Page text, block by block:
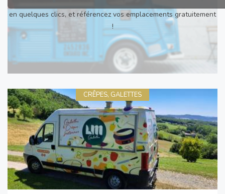
en quelques clics, et référencez vos emplacements gratuitement
!
CRÊPES, GALETTES